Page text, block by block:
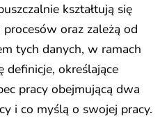
kształtują się
oraz zależą od
tych danych, w ramach
definicje, określające
pracy obejmującą dwa
i co myślą o swojej pracy.